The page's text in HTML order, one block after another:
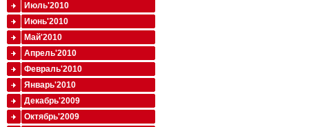
Июль'2010
Июнь'2010
Май'2010
Апрель'2010
Февраль'2010
Январь'2010
Декабрь'2009
Октябрь'2009